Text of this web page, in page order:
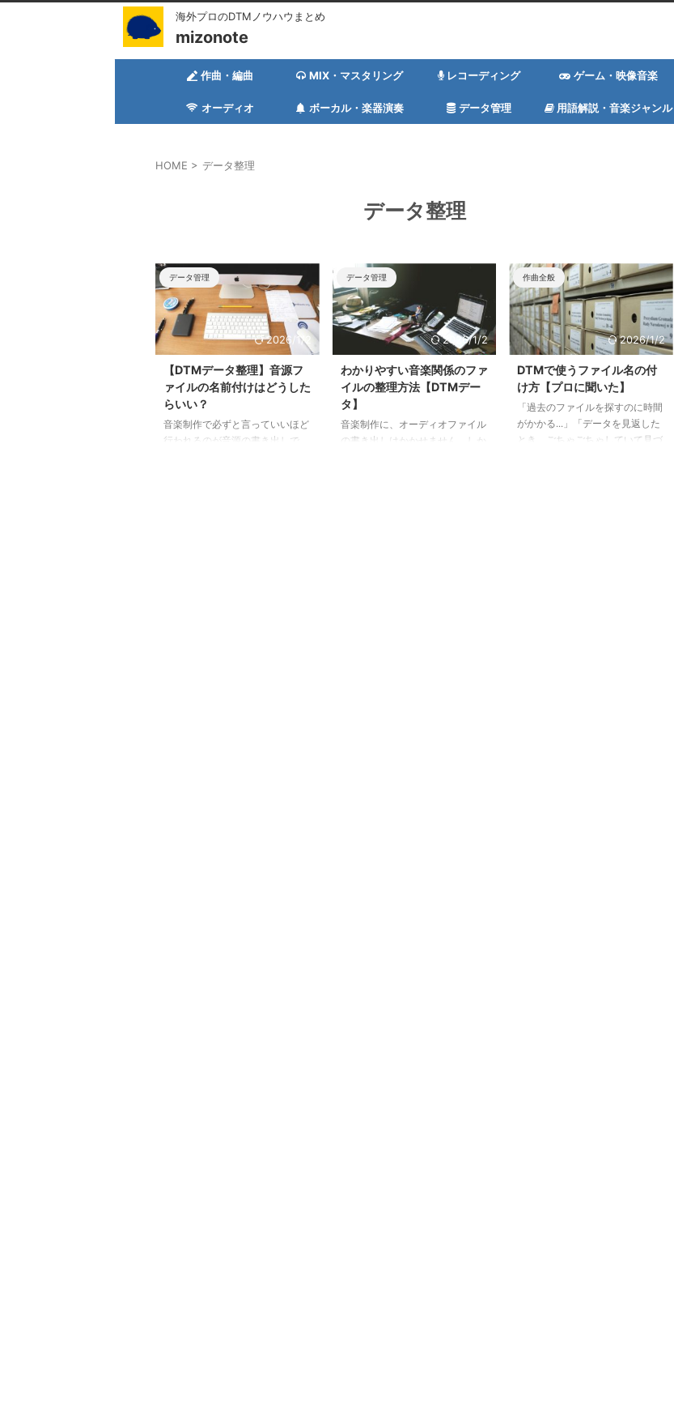
海外プロのDTMノウハウまとめ
mizonote
作曲・編曲 MIX・マスタリング レコーディング ゲーム・映像音楽
オーディオ ボーカル・楽器演奏 データ管理 用語解説・音楽ジャンル
HOME > データ整理
データ整理
データ管理
2026/1/2
【DTMデータ整理】音源フ
ァイルの名前付けはどうした
らいい？
音楽制作で必ずと言っていいほど
行われるのが音源の書き出しで
データ管理
2026/1/2
わかりやすい音楽関係のファ
イルの整理方法【DTMデー
タ】
音楽制作に、オーディオファイル
の書き出しはかかせません。しか
作曲全般
2026/1/2
DTMで使うファイル名の付
け方【プロに聞いた】
「過去のファイルを探すのに時間
がかかる...」「データを見返した
とき、ごちゃごちゃしていて見づ